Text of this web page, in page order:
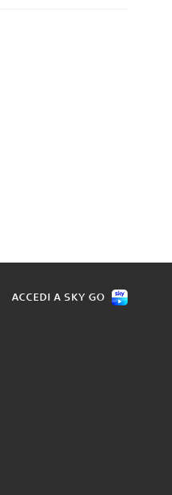
ACCEDI A SKY GO